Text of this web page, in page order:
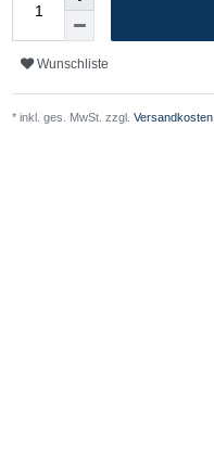
Wunschliste
* inkl. ges. MwSt. zzgl. Versandkosten